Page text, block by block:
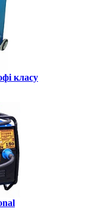
класу